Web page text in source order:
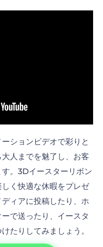
ションビデオで彩りと
人までを魅了し、お客
。3Dイースターリボン
く快適な休暇をプレゼ
ィアに投稿したり、ホ
で送ったり、イースタ
たりしてみましょう。